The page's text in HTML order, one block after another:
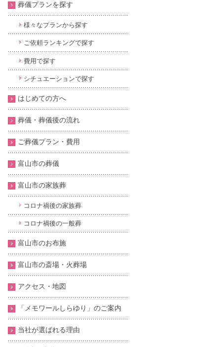
葬儀プランを探す
様々なプランから探す
ご依頼ランキングで探す
費用で探す
シチュエーションで探す
はじめての方へ
葬儀・葬儀後の流れ
ご葬儀プラン・費用
富山市の葬儀
富山市の家族葬
コロナ禍後の家族葬
コロナ禍後の一般葬
富山市のお布施
富山市の斎場・火葬場
アクセス・地図
「メモワールしらゆり」のご案内
当社が選ばれる理由